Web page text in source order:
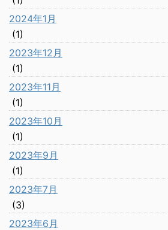
2024年1月
(1)
2023年12月
(1)
2023年11月
(1)
2023年10月
(1)
2023年9月
(1)
2023年7月
(3)
2023年6月